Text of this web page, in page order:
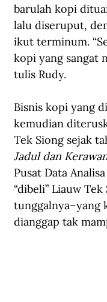
barulah kopi
lalu diseruput,
ikut terminum.
kopi yang sangat
tulis Rudy.
Bisnis kopi yang
kemudian
Tek Siong sejak
Jadul dan
Pusat Data
“dibeli” Liauw
tunggalnya–yang
dianggap tak